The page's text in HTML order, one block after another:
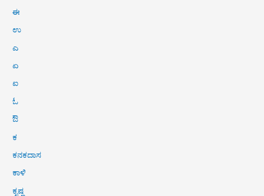
ಈ
ಉ
ಎ
ಏ
ಐ
ಓ
ಔ
ಕ
ಕನಕದಾಸ
ಕಾಳಿ
ಕೃಷ್ಣ